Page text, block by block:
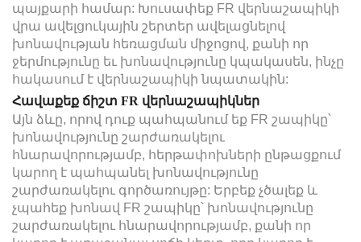
պայքարի համար: Խուսափեք FR վերնաշապիկի
վրա ավելցուկային շերտեր ավելացնելով
խոնավության հեռացման միջոցով, քանի որ
ջերմությունը եւ խոնավությունը կպակասեն, ինչը
հակասում է վերնաշապիկի նպատակին:
Հավաքեք ճիշտ FR վերնաշապիկներ
Այն ձևը, որով դուք պահպանում եք FR շապիկը՝
խոնավությունը շարժառակելու
հնարավորությամբ, հերթափոխների ընթացքում
կարող է պահպանել խոնավությունը
շարժառակելու գործառույթը: Երբեք չծալեք և
չպահեք խոնավ FR շապիկը՝ խոնավությունը
շարժառակելու հնարավորությամբ, քանի որ